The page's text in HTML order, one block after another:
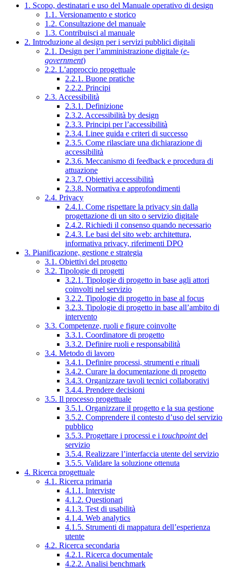
1. Scopo, destinatari e uso del Manuale operativo di design
1.1. Versionamento e storico
1.2. Consultazione del manuale
1.3. Contribuisci al manuale
2. Introduzione al design per i servizi pubblici digitali
2.1. Design per l’amministrazione digitale (e-
government)
2.2. L’approccio progettuale
2.2.1. Buone pratiche
2.2.2. Principi
2.3. Accessibilità
2.3.1. Definizione
2.3.2. Accessibilità by design
2.3.3. Principi per l’accessibilità
2.3.4. Linee guida e criteri di successo
2.3.5. Come rilasciare una dichiarazione di
accessibilità
2.3.6. Meccanismo di feedback e procedura di
attuazione
2.3.7. Obiettivi accessibilità
2.3.8. Normativa e approfondimenti
2.4. Privacy
2.4.1. Come rispettare la privacy sin dalla
progettazione di un sito o servizio digitale
2.4.2. Richiedi il consenso quando necessario
2.4.3. Le basi del sito web: architettura,
informativa privacy, riferimenti DPO
3. Pianificazione, gestione e strategia
3.1. Obiettivi del progetto
3.2. Tipologie di progetti
3.2.1. Tipologie di progetto in base agli attori
coinvolti nel servizio
3.2.2. Tipologie di progetto in base al focus
3.2.3. Tipologie di progetto in base all’ambito di
intervento
3.3. Competenze, ruoli e figure coinvolte
3.3.1. Coordinatore di progetto
3.3.2. Definire ruoli e responsabilità
3.4. Metodo di lavoro
3.4.1. Definire processi, strumenti e rituali
3.4.2. Curare la documentazione di progetto
3.4.3. Organizzare tavoli tecnici collaborativi
3.4.4. Prendere decisioni
3.5. Il processo progettuale
3.5.1. Organizzare il progetto e la sua gestione
3.5.2. Comprendere il contesto d’uso del servizio
pubblico
3.5.3. Progettare i processi e i touchpointdel
servizio
3.5.4. Realizzare l’interfaccia utente del servizio
3.5.5. Validare la soluzione ottenuta
4. Ricerca progettuale
4.1. Ricerca primaria
4.1.1. Interviste
4.1.2. Questionari
4.1.3. Test di usabilità
4.1.4. Web analytics
4.1.5. Strumenti di mappatura dell’esperienza
utente
4.2. Ricerca secondaria
4.2.1. Ricerca documentale
4.2.2. Analisi benchmark